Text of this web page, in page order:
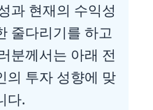
과 현재의 수익성
줄다리기를 하고
분께서는 아래 전
의 투자 성향에 맞
다.